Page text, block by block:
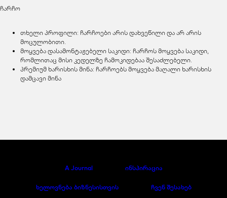
ჩარჩო
თხელი პროფილი: ჩარჩოები არის დახვეწილი და არ არის
მოცულობითი.
მოყვება დასამონტაჟებელი საკიდი: ჩარჩოს მოყვება საკიდი,
რომლითაც მისი კედელზე ჩამოკიდებაა შესაძლებელი.
პრემიუმ ხარისხის მინა: ჩარჩოებს მოყვება მაღალი ხარისხის
დამცავი მინა
A Journal ინსპირაცია
ხელოვნება ბიზნესისთვის ჩვენ შესახებ